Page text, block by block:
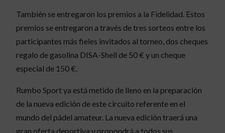
También se entregaron los premios a la Fidelidad. Estos
premios se entregaron a través de tres sorteos entre los
participantes más fieles invitados al torneo, dos cheques
regalo de gasolina DISA-Shell de 50 € y un cheque
especial de 150 €.
Rumbo Sport ya está metido de lleno en la preparación
de la nueva edición de este circuito referente en el
mundo del pádel amateur. La nueva edición traerá una
gran oferta deportiva y propondrá a todos sus